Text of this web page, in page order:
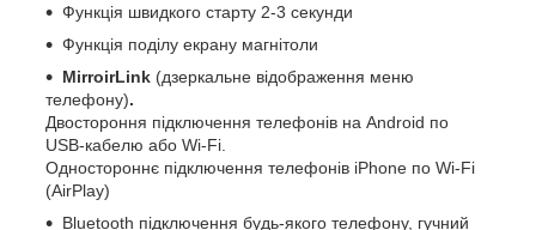
Функція швидкого старту 2-3 секунди
Функція поділу екрану магнітоли
MirroirLink (дзеркальне відображення меню
телефону).
Двостороння підключення телефонів на Android по
USB-кабелю або Wi-Fi.
Одностороннє підключення телефонів iPhone по Wi-Fi
(AirPlay)
Bluetooth підключення будь-якого телефону, гучний